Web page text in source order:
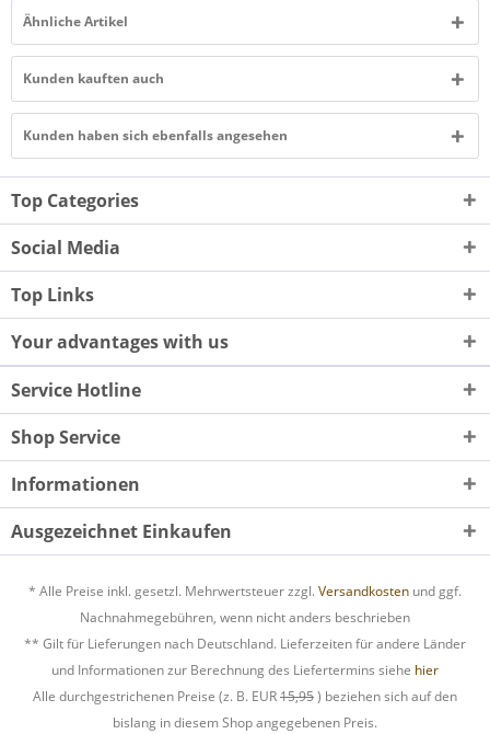
Ähnliche Artikel
Kunden kauften auch
Kunden haben sich ebenfalls angesehen
Top Categories
Social Media
Top Links
Your advantages with us
Service Hotline
Shop Service
Informationen
Ausgezeichnet Einkaufen
* Alle Preise inkl. gesetzl. Mehrwertsteuer zzgl. Versandkosten und ggf.
Nachnahmegebühren, wenn nicht anders beschrieben
** Gilt für Lieferungen nach Deutschland. Lieferzeiten für andere Länder
und Informationen zur Berechnung des Liefertermins siehe hier
Alle durchgestrichenen Preise (z. B. EUR15,95) beziehen sich auf den
bislang in diesem Shop angegebenen Preis.